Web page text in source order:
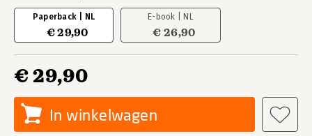
Paperback | NL
€ 29,90
E-book | NL
€ 26,90
€ 29,90
In winkelwagen